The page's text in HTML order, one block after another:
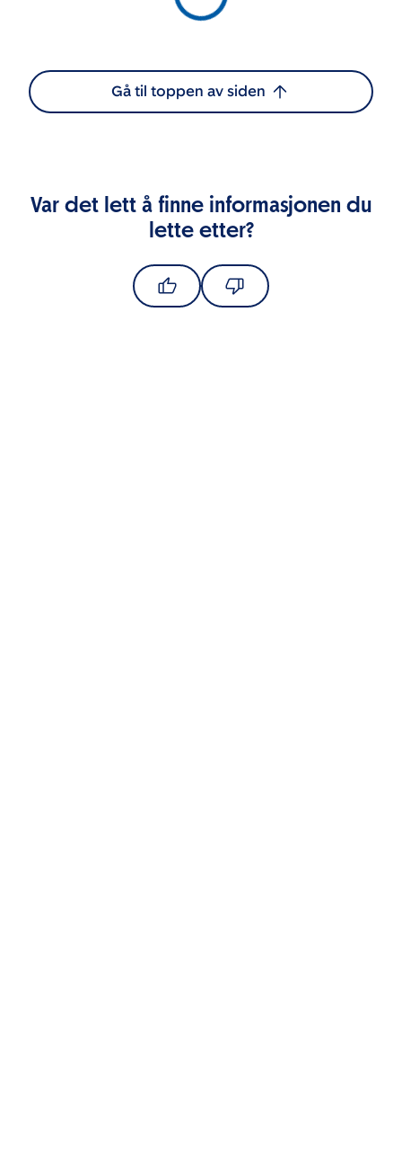
Gå til toppen av siden
Var det lett å finne informasjonen du
lette etter?